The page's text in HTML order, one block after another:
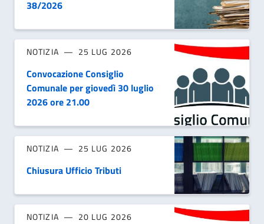
38/2026
NOTIZIA 25 LUG 2026
Convocazione Consiglio
Comunale per giovedì 30 luglio
2026 ore 21.00
NOTIZIA 25 LUG 2026
Chiusura Ufficio Tributi
NOTIZIA 20 LUG 2026